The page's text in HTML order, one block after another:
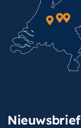
Nieuwsbrief